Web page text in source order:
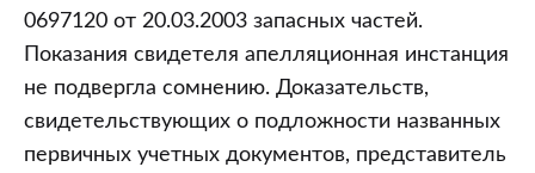
0697120 от 20.03.2003 запасных частей.
Показания свидетеля апелляционная инстанция
не подвергла сомнению. Доказательств,
свидетельствующих о подложности названных
первичных учетных документов, представитель